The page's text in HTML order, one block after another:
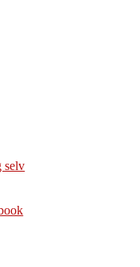
selv